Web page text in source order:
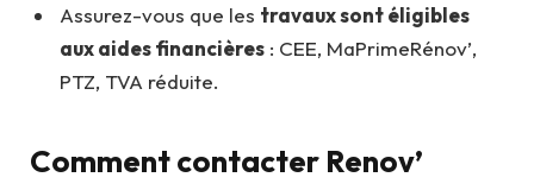
Assurez-vous que les travaux sont éligibles
aux aides financières : CEE, MaPrimeRénov’,
PTZ, TVA réduite.
Comment contacter Renov’